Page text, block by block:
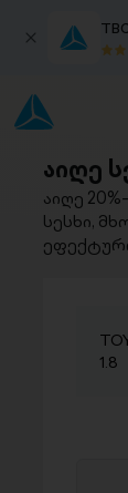
აიღე
აიღე
სესხი,
1.8